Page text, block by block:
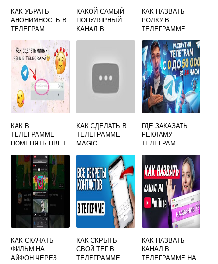
КАК УБРАТЬ
АНОНИМНОСТЬ В
ТЕЛЕГРАМ
КАКОЙ САМЫЙ
ПОПУЛЯРНЫЙ
КАНАЛ В
КАК НАЗВАТЬ
РОЛКУ В
ТЕЛЕГРАММЕ
КАК В
ТЕЛЕГРАММЕ
ПОМЕНЯТЬ ЦВЕТ
КАК СДЕЛАТЬ В
ТЕЛЕГРАММЕ
MAGIC
ГДЕ ЗАКАЗАТЬ
РЕКЛАМУ
ТЕЛЕГРАМ
КАК СКАЧАТЬ
ФИЛЬМ НА
АЙФОН ЧЕРЕЗ
КАК СКРЫТЬ
СВОЙ ТЕГ В
ТЕЛЕГРАММЕ
КАК НАЗВАТЬ
КАНАЛ В
ТЕЛЕГРАММЕ НА